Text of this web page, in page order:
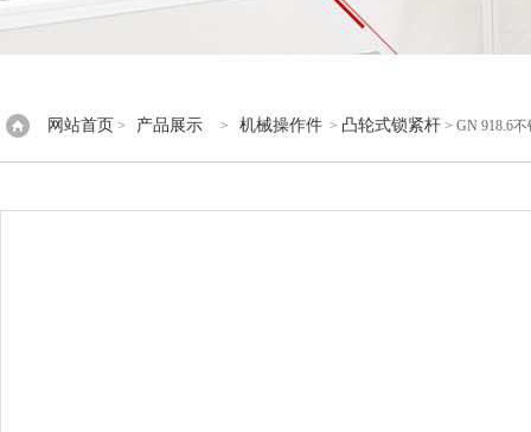
网站首页 > 产品展示 > 机械操作件 > 凸轮式锁紧杆 > GN 918.6